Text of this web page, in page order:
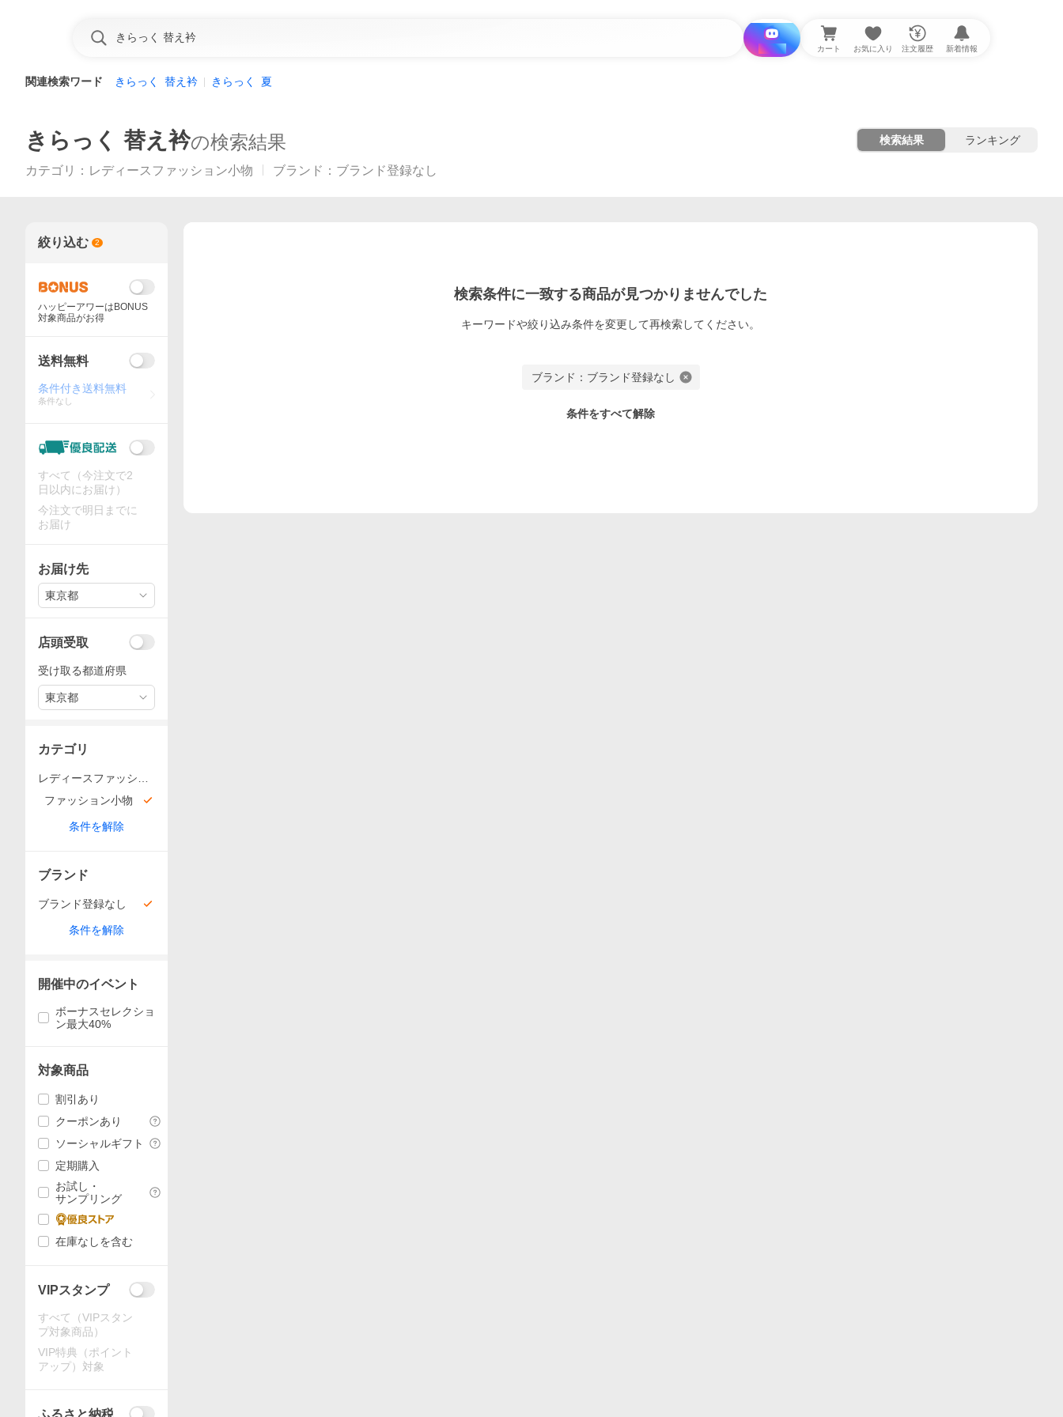
i と探す カート お気に入り 注文履歴 新着情報
関連検索ワード きらっく 替え衿 きらっく 夏
きらっく 替え衿の検索結果
カテゴリ ： レディースファッション小物 ブランド ： ブランド登録なし
検索結果 ランキング
検索条件に一致する商品が見つかりませんでした
キーワードや絞り込み条件を変更して再検索してください。
ブランド：ブランド登録なし
条件をすべて解除
絞り込む 2
ハッピーアワーはBONUS
対象商品がお得
送料無料
条件付き送料無料
条件なし
すべて（今注文で2
日以内にお届け）
今注文で明日までに
お届け
お届け先
東京都
店頭受取
受け取る都道府県
東京都
カテゴリ
レディースファッショ
ンファッション小物
条件を解除
ブランド
ブランド登録なし
条件を解除
開催中のイベント
ボーナスセレクショ
ン最大40%
対象商品
割引あり
クーポンあり
ソーシャルギフト
定期購入
お試し・
サンプリング
在庫なしを含む
VIPスタンプ
すべて（VIPスタン
プ対象商品）
VIP特典（ポイント
アップ）対象
ふるさと納税